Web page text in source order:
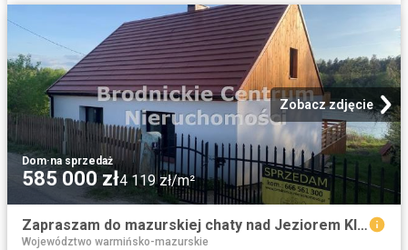
Zobacz zdjęcie
Dom·na sprzedaż
585 000 zł4 119 zł/m²
Zapraszam do mazurskiej chaty nad Jeziorem Klonowskim z tarasem i widokiem
Województwo warmińsko-mazurskie